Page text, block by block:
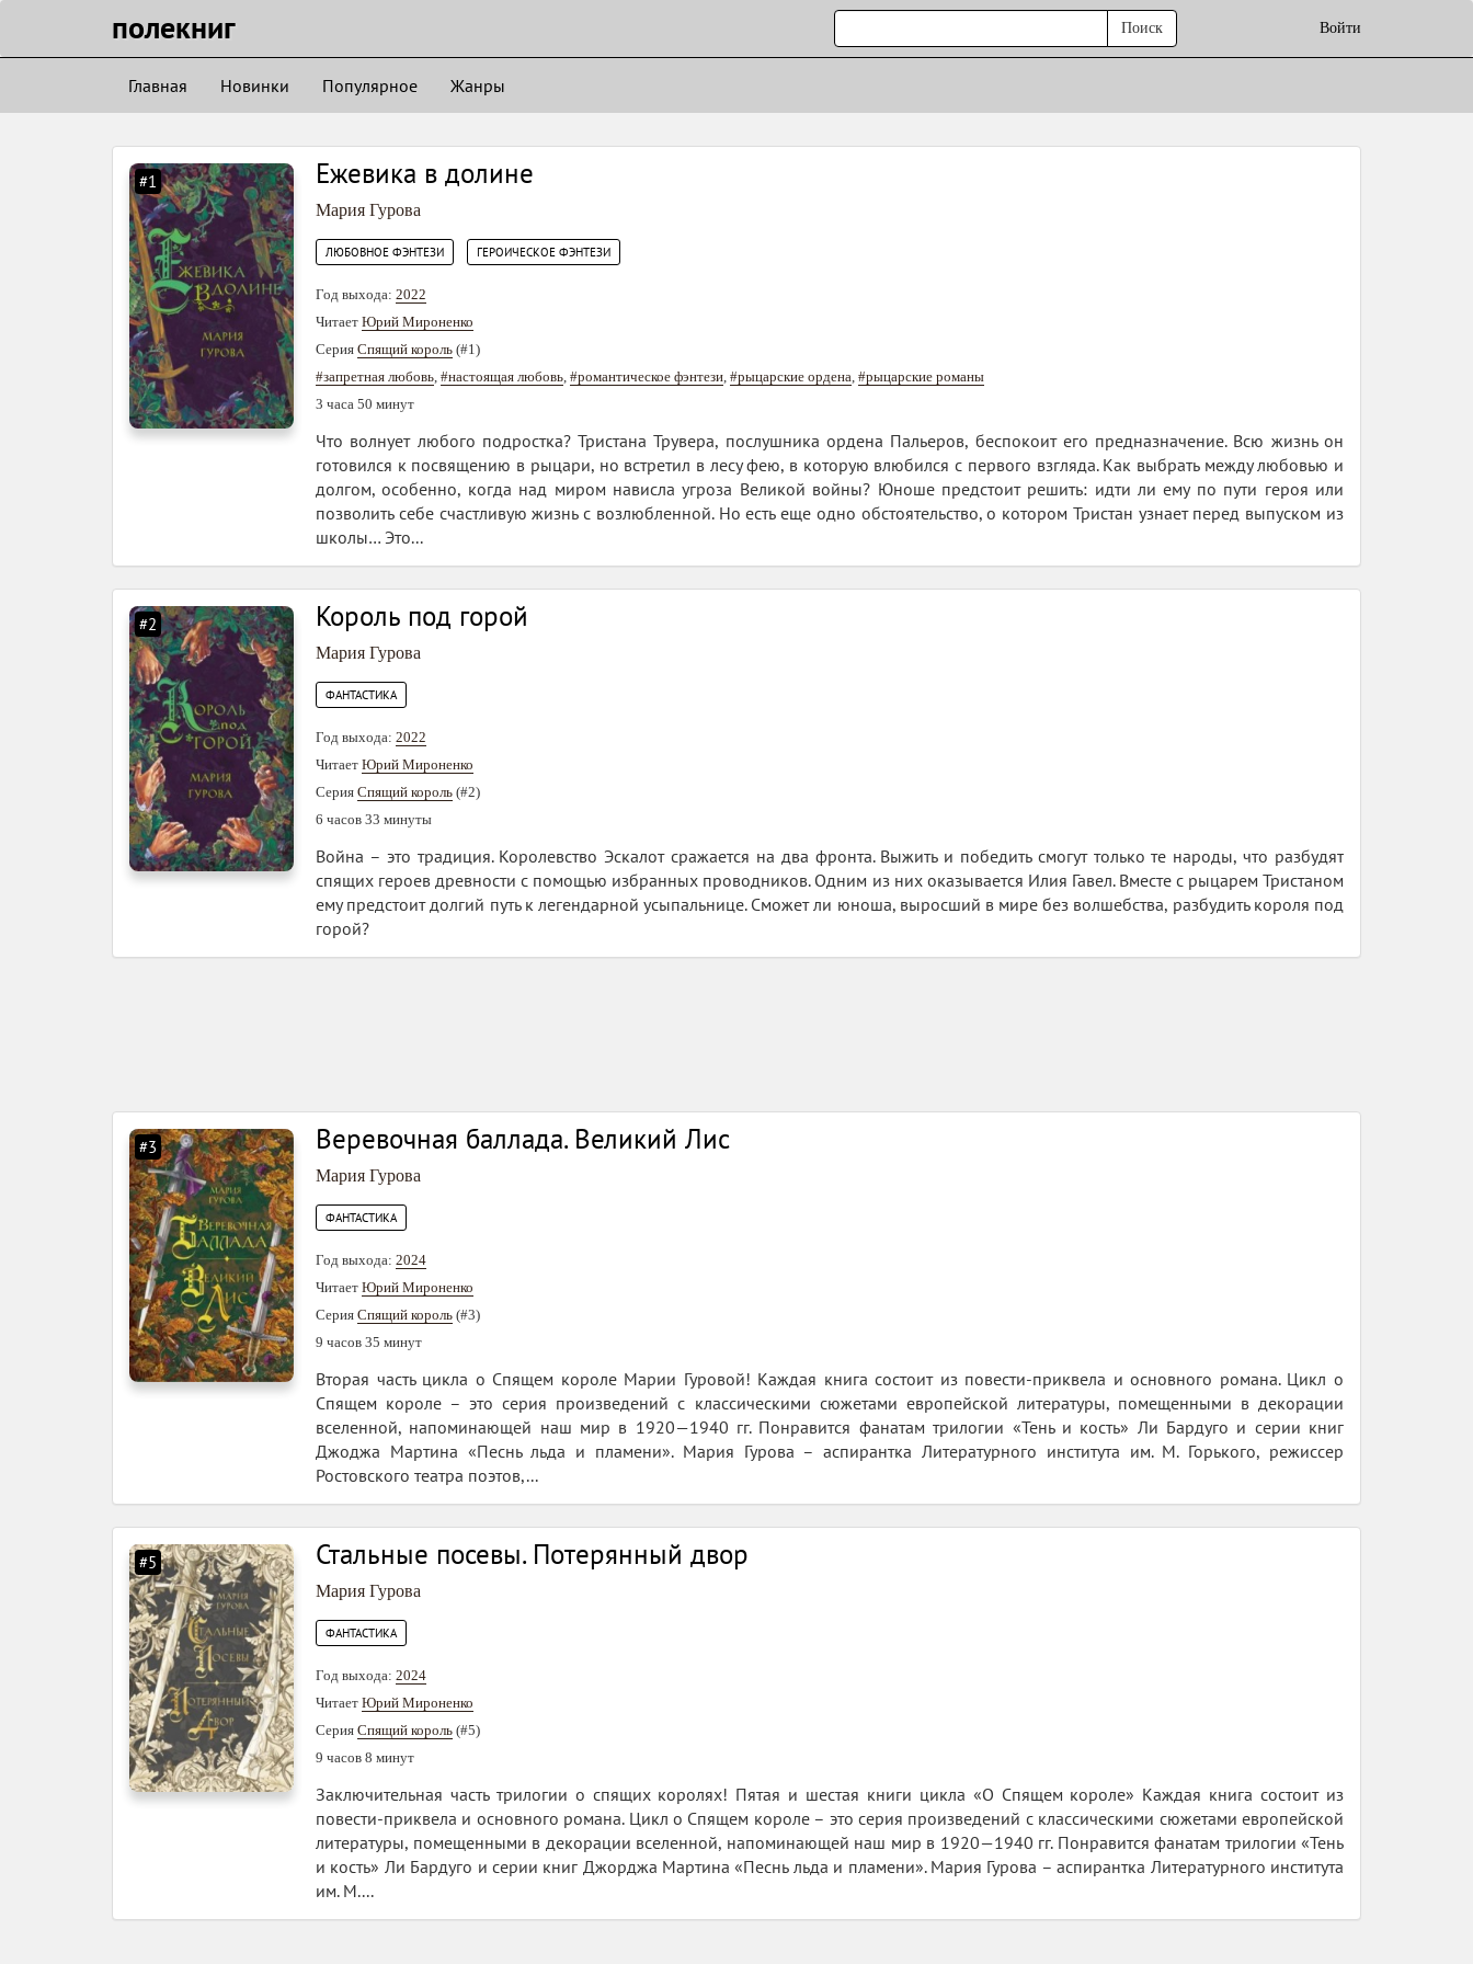
полекниг Войти
Поиск
Главная Новинки Популярное Жанры
#1 Ежевика в долине
Мария Гурова
ЛЮБОВНОЕ ФЭНТЕЗИ ГЕРОИЧЕСКОЕ ФЭНТЕЗИ
Год выхода: 2022
Читает Юрий Мироненко
Серия Спящий король (#1)
#запретная любовь, #настоящая любовь, #романтическое фэнтези, #рыцарские ордена, #рыцарские романы
3 часа 50 минут
Что волнует любого подростка? Тристана Трувера, послушника ордена Пальеров, беспокоит его предназначение. Всю жизнь он
готовился к посвящению в рыцари, но встретил в лесу фею, в которую влюбился с первого взгляда. Как выбрать между любовью и
долгом, особенно, когда над миром нависла угроза Великой войны? Юноше предстоит решить: идти ли ему по пути героя или
позволить себе счастливую жизнь с возлюбленной. Но есть еще одно обстоятельство, о котором Тристан узнает перед выпуском из
школы… Это...
#2 Король под горой
Мария Гурова
ФАНТАСТИКА
Год выхода: 2022
Читает Юрий Мироненко
Серия Спящий король (#2)
6 часов 33 минуты
Война – это традиция. Королевство Эскалот сражается на два фронта. Выжить и победить смогут только те народы, что разбудят
спящих героев древности с помощью избранных проводников. Одним из них оказывается Илия Гавел. Вместе с рыцарем Тристаном
ему предстоит долгий путь к легендарной усыпальнице. Сможет ли юноша, выросший в мире без волшебства, разбудить короля под
горой?
#3 Веревочная баллада. Великий Лис
Мария Гурова
ФАНТАСТИКА
Год выхода: 2024
Читает Юрий Мироненко
Серия Спящий король (#3)
9 часов 35 минут
Вторая часть цикла о Спящем короле Марии Гуровой! Каждая книга состоит из повести-приквела и основного романа. Цикл о
Спящем короле – это серия произведений с классическими сюжетами европейской литературы, помещенными в декорации
вселенной, напоминающей наш мир в 1920—1940 гг. Понравится фанатам трилогии «Тень и кость» Ли Бардуго и серии книг
Джоджа Мартина «Песнь льда и пламени». Мария Гурова – аспирантка Литературного института им. М. Горького, режиссер
Ростовского театра поэтов,...
#5 Стальные посевы. Потерянный двор
Мария Гурова
ФАНТАСТИКА
Год выхода: 2024
Читает Юрий Мироненко
Серия Спящий король (#5)
9 часов 8 минут
Заключительная часть трилогии о спящих королях! Пятая и шестая книги цикла «О Спящем короле» Каждая книга состоит из
повести-приквела и основного романа. Цикл о Спящем короле – это серия произведений с классическими сюжетами европейской
литературы, помещенными в декорации вселенной, напоминающей наш мир в 1920—1940 гг. Понравится фанатам трилогии «Тень
и кость» Ли Бардуго и серии книг Джорджа Мартина «Песнь льда и пламени». Мария Гурова – аспирантка Литературного института
им. М....